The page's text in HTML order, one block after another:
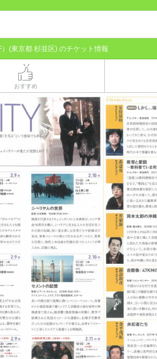
(東京都 杉並区) のチケット情報
おすすめ